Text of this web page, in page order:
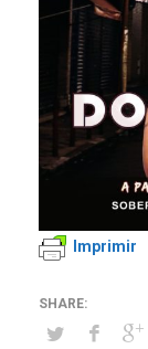
Imprimir